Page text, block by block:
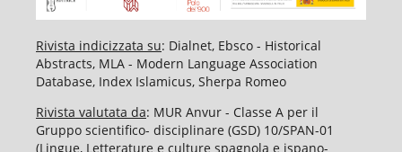
Rivista indicizzata su: Dialnet, Ebsco - Historical
Abstracts, MLA - Modern Language Association
Database, Index Islamicus, Sherpa Romeo
Rivista valutata da: MUR Anvur - Classe A per il
Gruppo scientifico- disciplinare (GSD) 10/SPAN-01
(Lingue, Letterature e culture spagnola e ispano-